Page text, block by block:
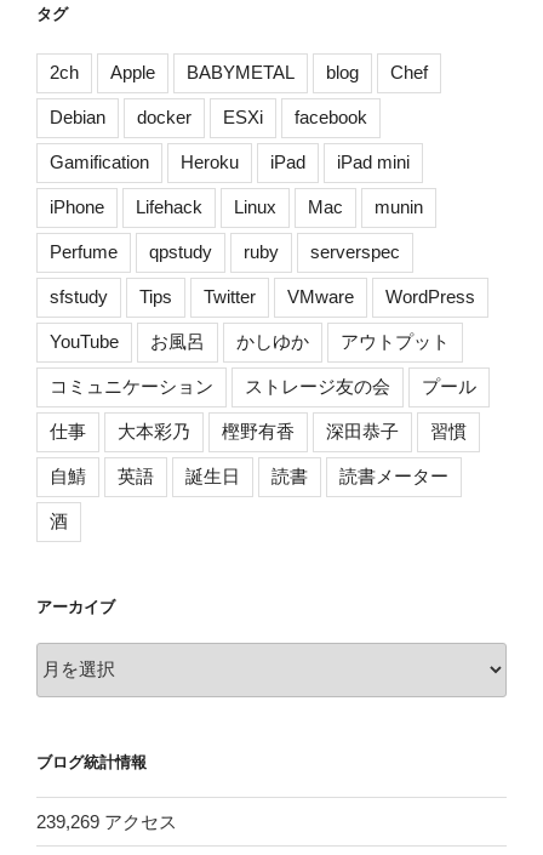
タグ
2ch Apple BABYMETAL blog Chef
Debian docker ESXi facebook
Gamification Heroku iPad iPad mini
iPhone Lifehack Linux Mac munin
Perfume qpstudy ruby serverspec
sfstudy Tips Twitter VMware WordPress
YouTube お風呂 かしゆか アウトプット
コミュニケーション ストレージ友の会 プール
仕事 大本彩乃 樫野有香 深田恭子 習慣
自鯖 英語 誕生日 読書 読書メーター
酒
アーカイブ
ー
ブ
ブログ統計情報
239,269 アクセス